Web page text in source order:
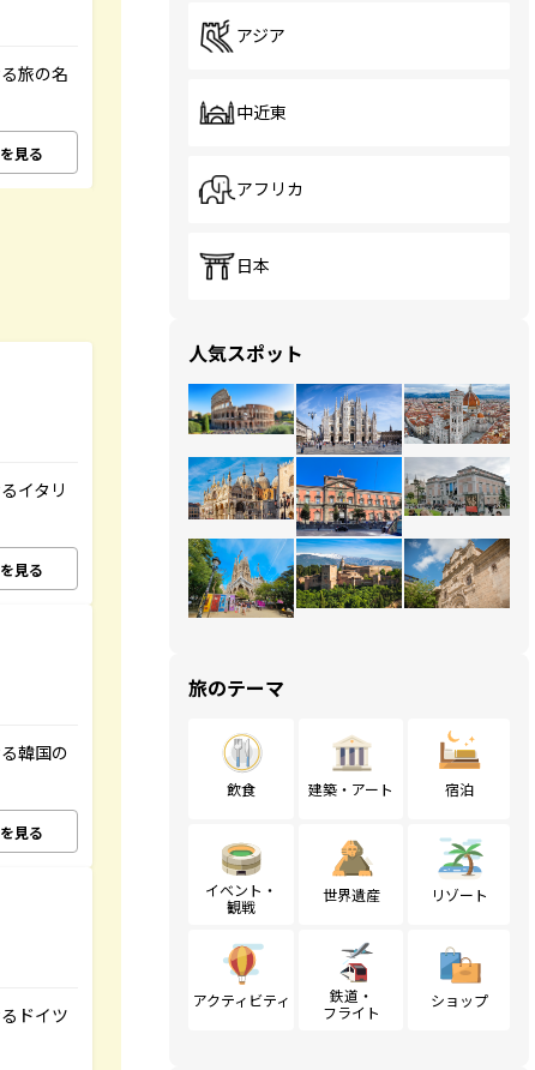
旅の名
見る
イタリ
見る
韓国の
見る
ドイツ
アジア
中近東
アフリカ
日本
人気スポット
旅のテーマ
飲食 建築・アート 宿泊
イベント・
観戦
世界遺産 リゾート
アクティビティ
鉄道・
フライト
ショップ